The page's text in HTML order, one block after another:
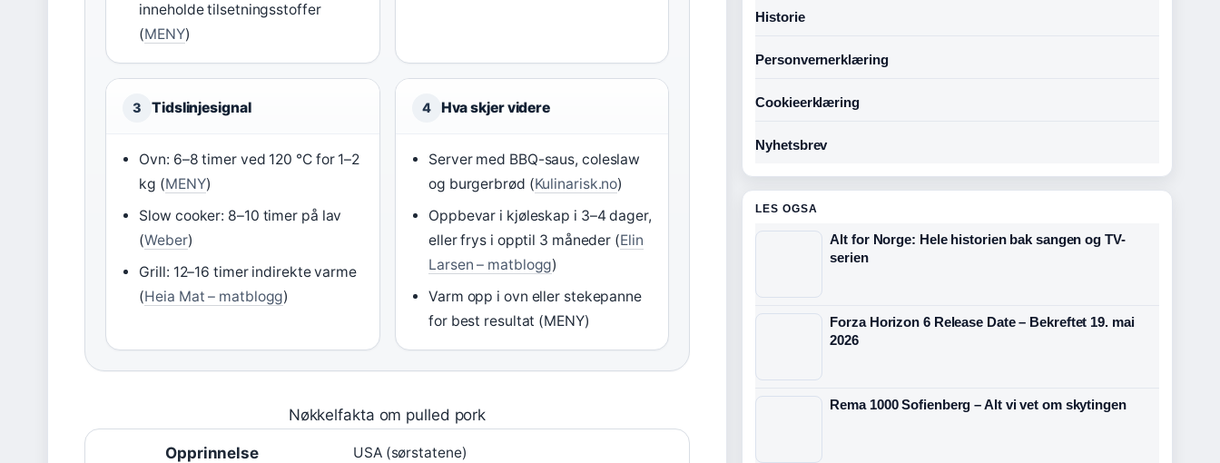
inneholde tilsetningsstoffer
(MENY)
3 Tidslinjesignal
Ovn: 6–8 timer ved 120 °C for 1–2
kg (MENY)
Slow cooker: 8–10 timer på lav
(Weber)
Grill: 12–16 timer indirekte varme
(Heia Mat – matblogg)
4 Hva skjer videre
Server med BBQ-saus, coleslaw
og burgerbrød (Kulinarisk.no)
Oppbevar i kjøleskap i 3–4 dager,
eller frys i opptil 3 måneder (Elin
Larsen – matblogg)
Varm opp i ovn eller stekepanne
for best resultat (MENY)
Nøkkelfakta om pulled pork
Opprinnelse USA (sørstatene)
Historie
Personvernerklæring
Cookieerklæring
Nyhetsbrev
LES OGSA
Alt for Norge: Hele historien bak sangen og TV-
serien
Forza Horizon 6 Release Date – Bekreftet 19. mai
2026
Rema 1000 Sofienberg – Alt vi vet om skytingen